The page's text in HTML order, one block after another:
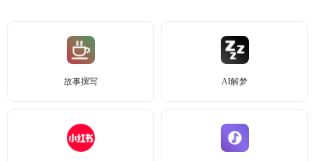
故事撰写 AI解梦